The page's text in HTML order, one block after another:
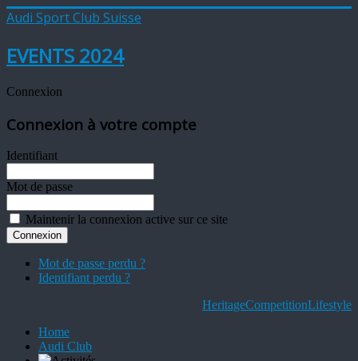
Audi Sport Club Suisse
EVENTS 2024
Connexion
Connexion à votre compte
Identifiant
Mot de passe
Maintenir la connexion active sur ce site
Mot de passe perdu ?
Identifiant perdu ?
HeritageCompetitionLifestyle
Home
Audi Club